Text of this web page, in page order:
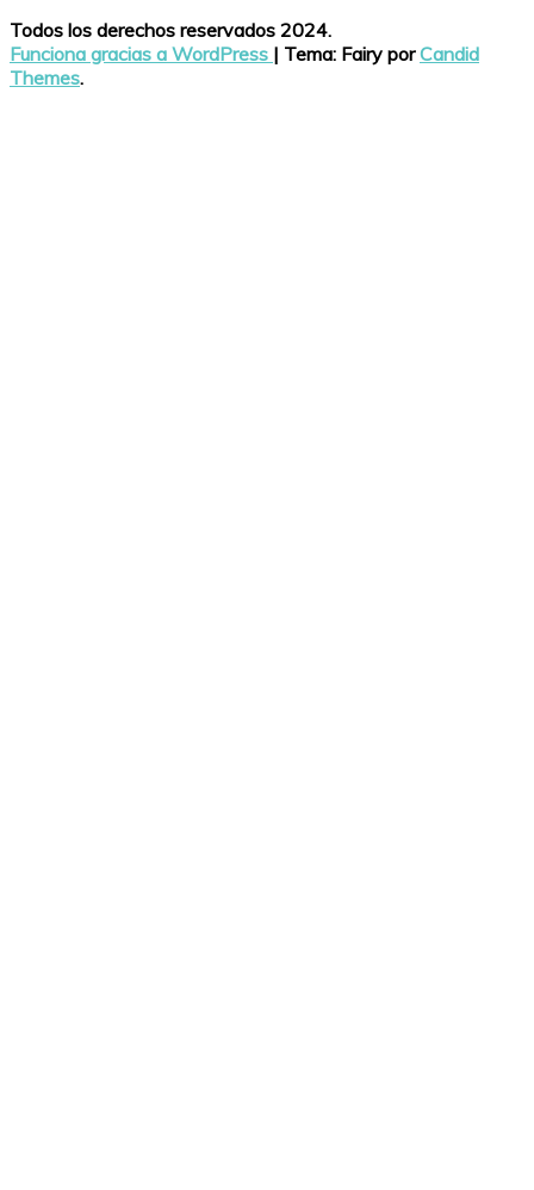
Todos los derechos reservados 2024.
Funciona gracias a WordPress | Tema: Fairy porCandid
Themes.